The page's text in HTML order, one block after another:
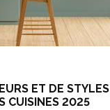
ET DE STYLES
CUISINES 2025